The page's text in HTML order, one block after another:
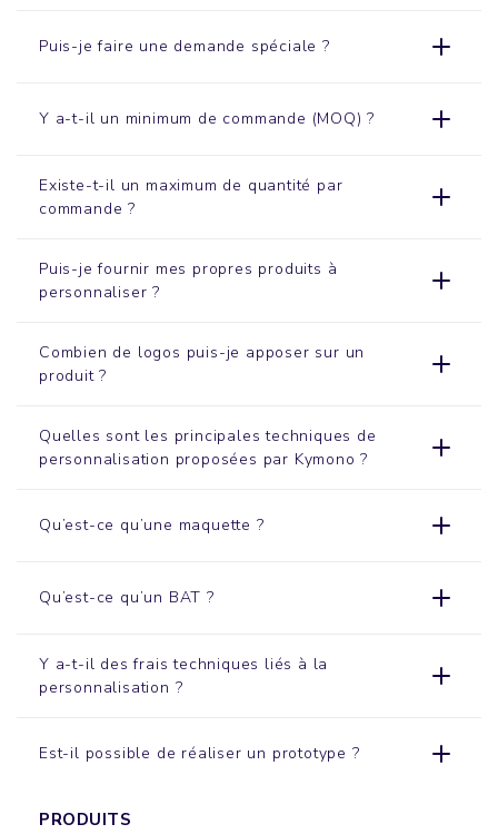
Puis-je faire une demande spéciale ?
Y a-t-il un minimum de commande (MOQ) ?
Existe-t-il un maximum de quantité par
commande ?
Puis-je fournir mes propres produits à
personnaliser ?
Combien de logos puis-je apposer sur un
produit ?
Quelles sont les principales techniques de
personnalisation proposées par Kymono ?
Qu’est-ce qu’une maquette ?
Qu’est-ce qu’un BAT ?
Y a-t-il des frais techniques liés à la
personnalisation ?
Est-il possible de réaliser un prototype ?
PRODUITS